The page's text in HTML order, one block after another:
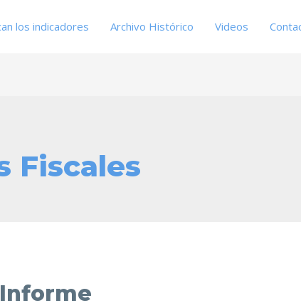
los indicadores Archivo Histórico Videos
Fiscales